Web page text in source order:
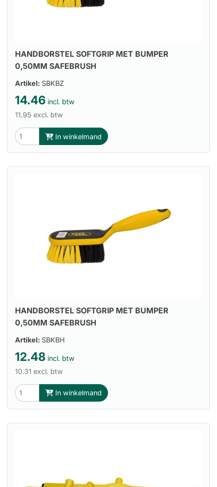
HANDBORSTEL SOFTGRIP MET BUMPER
0,50MM SAFEBRUSH
Artikel: SBKBZ
14.46 incl. btw
11.95 excl. btw
In winkelmand
HANDBORSTEL SOFTGRIP MET BUMPER
0,50MM SAFEBRUSH
Artikel: SBKBH
12.48 incl. btw
10.31 excl. btw
In winkelmand